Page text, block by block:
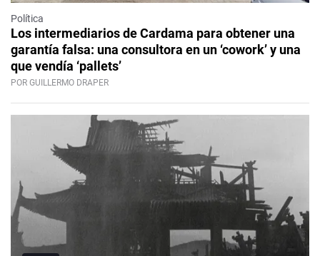
Política
Los intermediarios de Cardama para obtener una
garantía falsa: una consultora en un ‘cowork’ y una
que vendía ‘pallets’
POR GUILLERMO DRAPER